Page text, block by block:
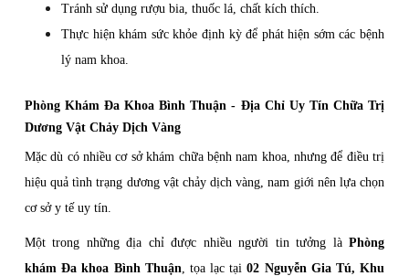
Tránh sử dụng rượu bia, thuốc lá, chất kích thích.
Thực hiện khám sức khỏe định kỳ để phát hiện sớm các bệnh
lý nam khoa.
Phòng Khám Đa Khoa Bình Thuận - Địa Chỉ Uy Tín Chữa Trị
Dương Vật Chảy Dịch Vàng
Mặc dù có nhiều cơ sở khám chữa bệnh nam khoa, nhưng để điều trị
hiệu quả tình trạng dương vật chảy dịch vàng, nam giới nên lựa chọn
cơ sở y tế uy tín.
Một trong những địa chỉ được nhiều người tin tưởng là Phòng
khám Đa khoa Bình Thuận, tọa lạc tại02 Nguyễn Gia Tú, Khu